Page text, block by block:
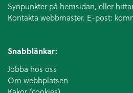
Synpunkter på hemsidan, eller
Kontakta webbmaster. E-post:
Snabblänkar:
Jobba hos oss
Om webbplatsen